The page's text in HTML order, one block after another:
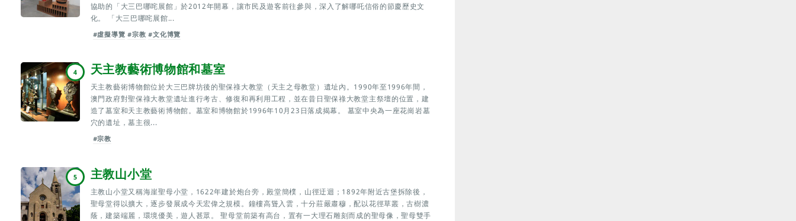
協助的「大三巴哪咤展館」於2012年開幕，讓市民及遊客前往參與，深入了解哪吒信俗的節慶歷史文
化。 「大三巴哪咤展館...
#虛擬導覽 #宗教 #文化博覽
4 天主教藝術博物館和墓室
天主教藝術博物館位於大三巴牌坊後的聖保祿大教堂（天主之母教堂）遺址內。1990年至1996年間，
澳門政府對聖保祿大教堂遺址進行考古、修復和再利用工程，並在昔日聖保祿大教堂主祭壇的位置，建
造了墓室和天主教藝術博物館。墓室和博物館於1996年10月23日落成揭幕。 墓室中央為一座花崗岩墓
穴的遺址，墓主很...
#宗教
5 主教山小堂
主教山小堂又稱海崖聖母小堂，1622年建於炮台旁，殿堂簡樸，山徑迂迴；1892年附近古堡拆除後，
聖母堂得以擴大，逐步發展成今天宏偉之規模。鐘樓高聳入雲，十分莊嚴肅穆，配以花徑草叢，古樹濃
蔭，建築端麗，環境優美，遊人甚眾。 聖母堂前築有高台，置有一大理石雕刻而成的聖母像，聖母雙手